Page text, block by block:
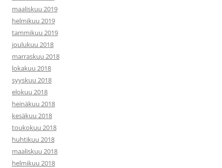
maaliskuu 2019
helmikuu 2019
tammikuu 2019
joulukuu 2018
marraskuu 2018
lokakuu 2018
syyskuu 2018
elokuu 2018
heinäkuu 2018
kesäkuu 2018
toukokuu 2018
huhtikuu 2018
maaliskuu 2018
helmikuu 2018